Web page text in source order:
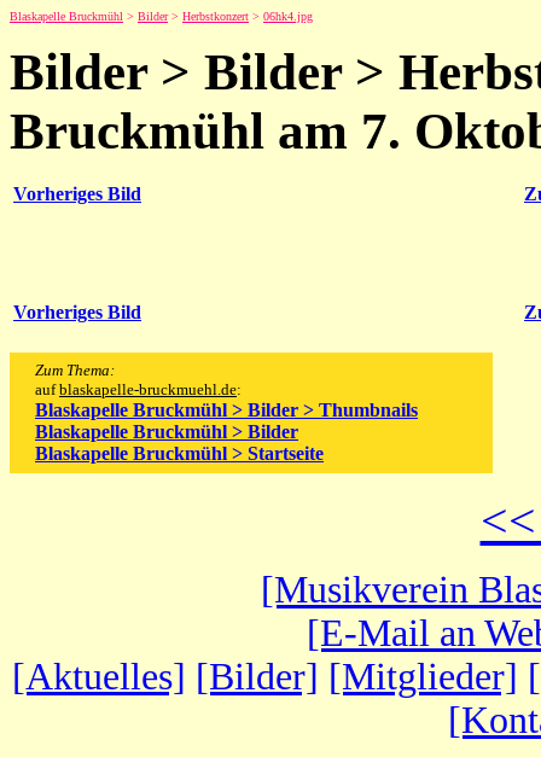
Blaskapelle Bruckmühl > Bilder> Herbstkonzert > 06hk4.jpg
Bilder > Bilder >
Bruckmühl am 7.
Vorheriges Bild
Vorheriges Bild
Zum Thema:
aufblaskapelle-bruckmuehl.de:
Blaskapelle Bruckmühl > Bilder > Thumbnails
Blaskapelle Bruckmühl > Bilder
Blaskapelle Bruckmühl > Startseite
[Musikverein
[E-Mail an
[Aktuelles] [Bilder] [Mitglieder]